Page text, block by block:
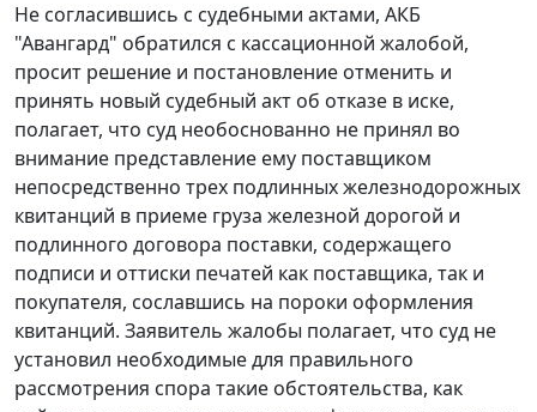
Не согласившись с судебными актами, АКБ
"Авангард" обратился с кассационной жалобой,
просит решение и постановление отменить и
принять новый судебный акт об отказе в иске,
полагает, что суд необоснованно не принял во
внимание представление ему поставщиком
непосредственно трех подлинных железнодорожных
квитанций в приеме груза железной дорогой и
подлинного договора поставки, содержащего
подписи и оттиски печатей как поставщика, так и
покупателя, сославшись на пороки оформления
квитанций. Заявитель жалобы полагает, что суд не
установил необходимые для правильного
рассмотрения спора такие обстоятельства, как